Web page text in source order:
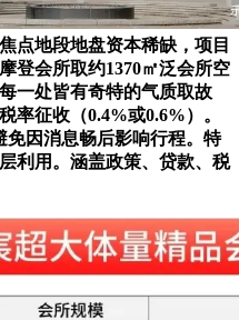
点地段地盘资本稀缺，项目
登会所取约1370㎡泛会所空
一处皆有奇特的气质取故
率征收（0.4%或0.6%）。
免因消息畅后影响行程。特
利用。涵盖政策、贷款、税